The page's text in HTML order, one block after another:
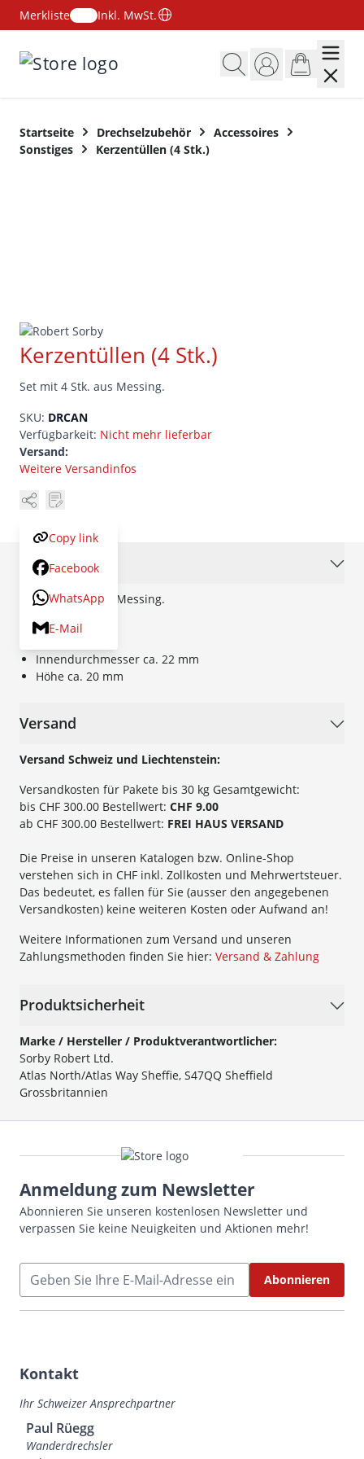
Merkliste
Inkl. MwSt.
Startseite Drechselzubehör
Accessoires
Sonstiges
Kerzentüllen (4 Stk.)
Kerzentüllen (4 Stk.)
Set mit 4 Stk. aus Messing.
SKU: DRCAN
Verfügbarkeit: Nicht mehr lieferbar
Versand:
Weitere Versandinfos
Copy link
Facebook
WhatsApp
E-Mail
Beschreibung
Set mit 4 Stk. aus Messing.
Masse:
Innendurchmesser ca. 22 mm
Höhe ca. 20 mm
Versand
Versand Schweiz und Liechtenstein:
Versandkosten für Pakete bis 30 kg Gesamtgewicht:
bis CHF 300.00 Bestellwert: CHF 9.00
ab CHF 300.00 Bestellwert: FREI HAUS VERSAND
Die Preise in unseren Katalogen bzw. Online-Shop
verstehen sich in CHF inkl. Zollkosten und Mehrwertsteuer.
Das bedeutet, es fallen für Sie (ausser den angegebenen
Versandkosten) keine weiteren Kosten oder Aufwand an!
Weitere Informationen zum Versand und unseren
Zahlungsmethoden finden Sie hier: Versand & Zahlung
Produktsicherheit
Marke / Hersteller / Produktverantwortlicher:
Sorby Robert Ltd.
Atlas North/Atlas Way Sheffie, S47QQ Sheffield
Grossbritannien
Anmeldung zum Newsletter
Abonnieren Sie unseren kostenlosen Newsletter und
verpassen Sie keine Neuigkeiten und Aktionen mehr!
Abonnieren
Kontakt
Ihr Schweizer Ansprechpartner
Paul Rüegg
Wanderdrechsler